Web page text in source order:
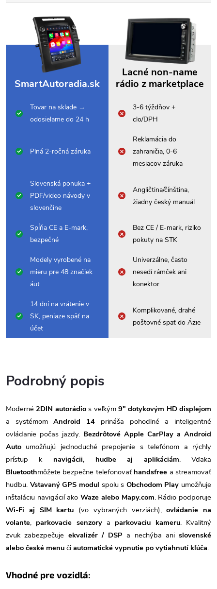
SmartAutoradia.sk
Lacné non-name
rádio z marketplace
Tovar na sklade →
odosielame do 24 h
3-6 týždňov +
clo/DPH
Plná 2-ročná záruka
Reklamácia do
zahraničia, 0-6
mesiacov záruka
Slovenská ponuka +
PDF/video návody v
slovenčine
Angličtina/čínština,
žiadny český manuál
Spĺňa CE a E-mark,
bezpečné
Bez CE / E-mark, riziko
pokuty na STK
Modely vyrobené na
mieru pre 48 značiek
áut
Univerzálne, často
nesedí rámček ani
konektor
14 dní na vrátenie v
SK, peniaze späť na
účet
Komplikované, drahé
poštovné späť do Ázie
Podrobný popis
Moderné 2DIN autorádios veľkým 9" dotykovým HD displejom
a systémomAndroid 14 prináša pohodlné a inteligentné
ovládanie počas jazdy. Bezdrôtové Apple CarPlay a Android
Auto umožňujú jednoduché prepojenie s telefónom a rýchly
prístup k navigácii, hudbe aj aplikáciám. Vďaka
Bluetoothmôžete bezpečne telefonovať handsfree a streamovať
hudbu. Vstavaný GPS modul spolu s Obchodom Play umožňuje
inštaláciu navigácií akoWaze alebo Mapy.com. Rádio podporuje
Wi-Fi aj SIM kartu (vo vybraných verziách),ovládanie na
volante, parkovacie senzorya parkovaciu kameru. Kvalitný
zvuk zabezpečuje ekvalizér / DSP a nechýba ani slovenské
alebo české menu či automatické vypnutie po vytiahnutí kľúča.
Vhodné pre vozidlá: